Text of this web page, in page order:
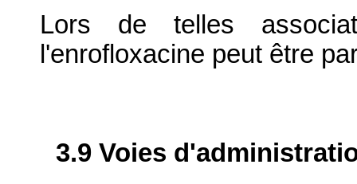
Lors de telles
l'enrofloxacine peut être
3.9 Voies